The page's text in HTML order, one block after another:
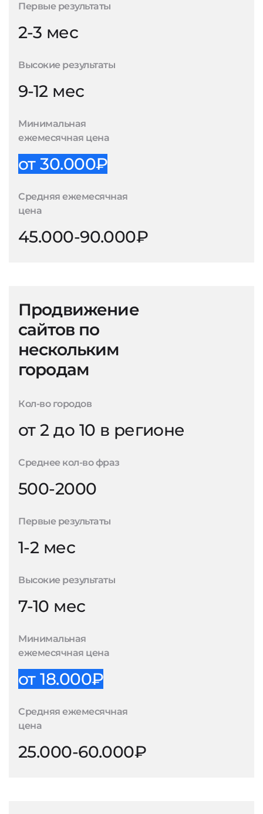
Первые результаты
2-3 мес
Высокие результаты
9-12 мес
Минимальная
ежемесячная цена
от 30.000₽
Средняя ежемесячная
цена
45.000-90.000₽
Продвижение
сайтов по
нескольким
городам
Кол-во городов
от 2 до 10 в регионе
Среднее кол-во фраз
500-2000
Первые результаты
1-2 мес
Высокие результаты
7-10 мес
Минимальная
ежемесячная цена
от 18.000₽
Средняя ежемесячная
цена
25.000-60.000₽